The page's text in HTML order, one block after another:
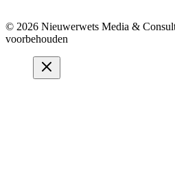
© 2026 Nieuwerwets Media &
voorbehouden